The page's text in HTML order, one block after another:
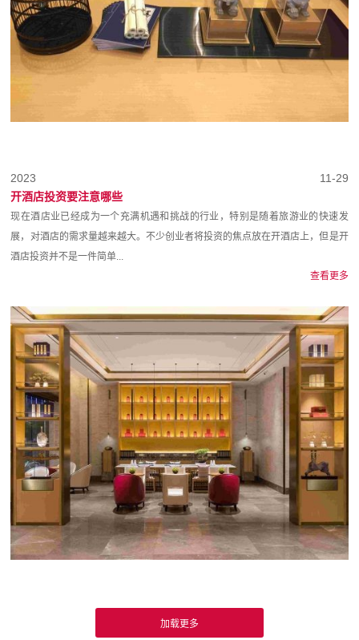
11-29
2023
开酒店投资要注意哪些
现在酒店业已经成为一个充满机遇和挑战的行业，特别是随着旅游业的快速发
展，对酒店的需求量越来越大。不少创业者将投资的焦点放在开酒店上，但是开
酒店投资并不是一件简单...
查看更多